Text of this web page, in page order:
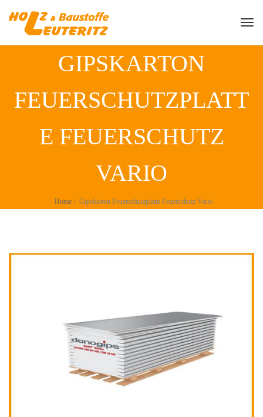
GIPSKARTON
FEUERSCHUTZPLATT
E FEUERSCHUTZ
VARIO
Home / Gipskarton Feuerschutzplatte Feuerschutz Vario